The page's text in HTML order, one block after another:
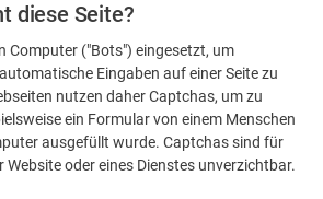
diese Seite?
Computer ("Bots") eingesetzt, um
Eingaben auf einer Seite zu
nutzen daher Captchas, um zu
ein Formular von einem Menschen
ausgefüllt wurde. Captchas sind für
Website oder eines Dienstes unverzichtbar.